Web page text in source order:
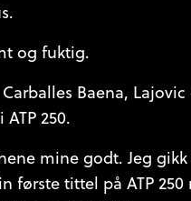
og fuktig.
Baena,
250.
mine godt. Jeg
første tittel på ATP 250